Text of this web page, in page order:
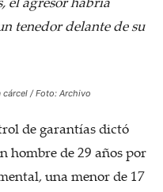
tenedor delante de su
cárcel / Foto: Archivo
de garantías dictó
hombre de 29 años por
una menor de 17